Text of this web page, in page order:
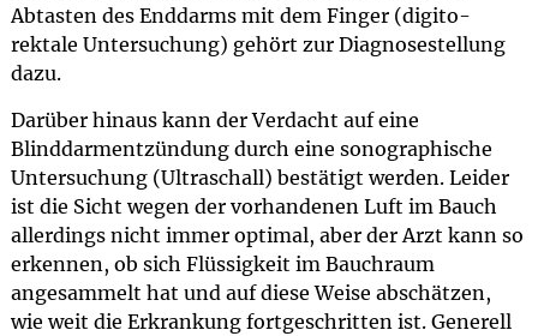
Abtasten des Enddarms mit dem Finger (digito-
rektale Untersuchung) gehört zur Diagnosestellung
dazu.
Darüber hinaus kann der Verdacht auf eine
Blinddarmentzündung durch eine sonographische
Untersuchung (Ultraschall) bestätigt werden. Leider
ist die Sicht wegen der vorhandenen Luft im Bauch
allerdings nicht immer optimal, aber der Arzt kann so
erkennen, ob sich Flüssigkeit im Bauchraum
angesammelt hat und auf diese Weise abschätzen,
wie weit die Erkrankung fortgeschritten ist. Generell